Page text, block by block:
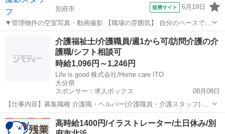
別府市
提携サイト 6月19日
▼管理物件の空室写真・動画撮影 【職場の雰囲気】 自分のペースでモ
クモクと進められる♪ 未経験から挑戦できるカンタン撮影スタッフ◎
【環境】 付近にコンビニあり 【服装】 制服貸与あり 派遣社員 社会保
その他
介護福祉士/介護職員/週1から可/訪問介護の介
護職/シフト相談可
時給1,096円～1,246円
Life is good 株式会社/Home care ITO
大分県
スポンサー：求人ボックス
08月08日
【仕事内容】募集職種 介護職・ヘルパー(介護職員・介護スタッフ) パ
ート・アルバイト 仕事内容 身体介護、食事介助、入浴介助、排泄介
助、生活援助、リネン交換、利用者宅訪問、調理 給与・手当 <給与>
アルバイト・パート
高時給1400円/イラストレーター/土日休み/別